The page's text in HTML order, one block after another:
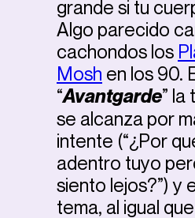
grande si tu
Algo parecido
cachondos los
Mosh en los 90.
“Avantgarde” la
se alcanza por
intente (“¿Por
adentro tuyo
siento lejos?”) y
tema, al igual